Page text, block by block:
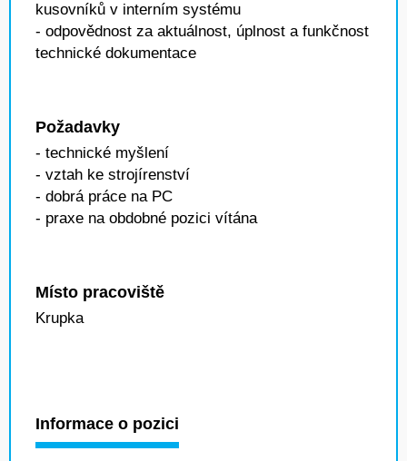
kusovníků v interním systému
- odpovědnost za aktuálnost, úplnost a funkčnost
technické dokumentace
Požadavky
- technické myšlení
- vztah ke strojírenství
- dobrá práce na PC
- praxe na obdobné pozici vítána
Místo pracoviště
Krupka
Informace o pozici